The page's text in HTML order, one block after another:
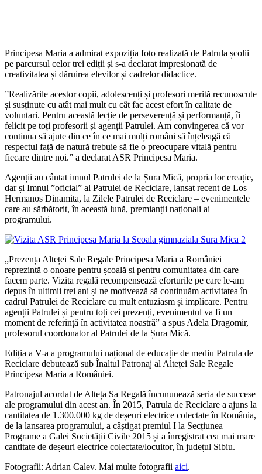
Principesa Maria a admirat expoziția foto realizată de Patrula școlii
pe parcursul celor trei ediții și s-a declarat impresionată de
creativitatea și dăruirea elevilor și cadrelor didactice.
”Realizările acestor copii, adolescenți și profesori merită recunoscute
și susținute cu atât mai mult cu cât fac acest efort în calitate de
voluntari. Pentru această lecție de perseverență și performanță, îi
felicit pe toți profesorii și agenții Patrulei. Am convingerea că vor
continua să ajute din ce în ce mai mulți români să înțeleagă că
respectul față de natură trebuie să fie o preocupare vitală pentru
fiecare dintre noi.” a declarat ASR Principesa Maria.
Agenții au cântat imnul Patrulei de la Șura Mică, propria lor creație,
dar și Imnul ”oficial” al Patrulei de Reciclare, lansat recent de Los
Hermanos Dinamita, la Zilele Patrulei de Reciclare – evenimentele
care au sărbătorit, în această lună, premianții naționali ai
programului.
„Prezența Alteței Sale Regale Principesa Maria a României
reprezintă o onoare pentru școală si pentru comunitatea din care
facem parte. Vizita regală recompensează eforturile pe care le-am
depus în ultimii trei ani și ne motivează să continuăm activitatea în
cadrul Patrulei de Reciclare cu mult entuziasm și implicare. Pentru
agenții Patrulei și pentru toți cei prezenți, evenimentul va fi un
moment de referință în activitatea noastră” a spus Adela Dragomir,
profesorul coordonator al Patrulei de la Șura Mică.
Ediția a V-a a programului național de educație de mediu Patrula de
Reciclare debutează sub Înaltul Patronaj al Alteței Sale Regale
Principesa Maria a României.
Patronajul acordat de Alteța Sa Regală încununează seria de succese
ale programului din acest an. În 2015, Patrula de Reciclare a ajuns la
cantitatea de 1.300.000 kg de deșeuri electrice colectate în România,
de la lansarea programului, a câștigat premiul I la Secțiunea
Programe a Galei Societății Civile 2015 și a înregistrat cea mai mare
cantitate de deșeuri electrice colectate/locuitor, în județul Sibiu.
Fotografii: Adrian Calev. Mai multe fotografii aici.